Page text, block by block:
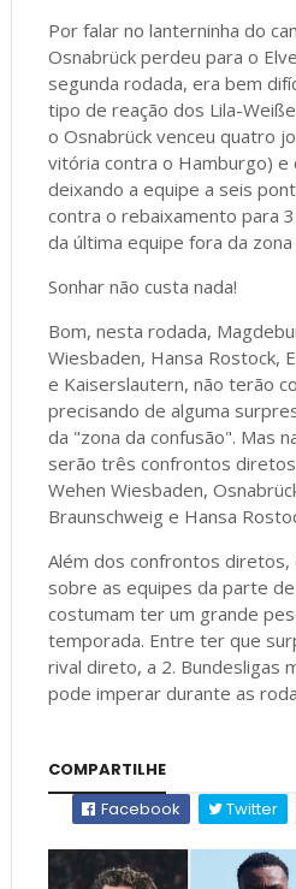
Por falar no lanterninha do
Osnabrück perdeu para o
segunda rodada, era bem
tipo de reação dos Lila-
o Osnabrück venceu quatro
vitória contra o Hamburgo) e
deixando a equipe a seis
contra o rebaixamento para
da última equipe fora da
Sonhar não custa nada!
Bom, nesta rodada,
Wiesbaden, Hansa Rostock,
e Kaiserslautern, não terão
precisando de alguma
da "zona da confusão". Mas
serão três confrontos
Wehen Wiesbaden,
Braunschweig e Hansa
Além dos confrontos
sobre as equipes da parte
costumam ter um grande
temporada. Entre ter que
rival direto, a 2. Bundesligas
pode imperar durante as
COMPARTILHE
Facebook
Twitter